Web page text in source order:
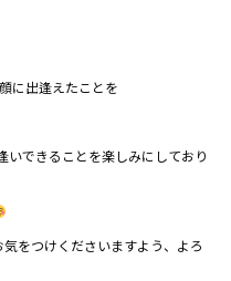
に出逢えたことを
できることを楽しみにしており
をつけくださいますよう、よろ